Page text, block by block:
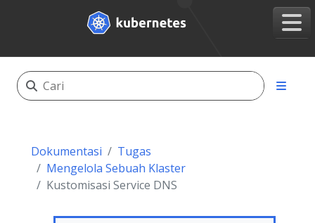
Dokumentasi
Tugas
Mengelola Sebuah Klaster
Kustomisasi Service DNS